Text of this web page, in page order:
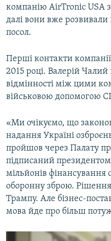
компанію AirTronic USA
далі вони вже
посол.
Перші контакти
2015 році. Валерій
відмінності між цими
військовою допомогою
«Ми очікуємо, що
надання Україні
пройшов через Палату
підписаний
мільйонів
оборонну зброю.
Трампу. Але бізнес-
мова йде про більш